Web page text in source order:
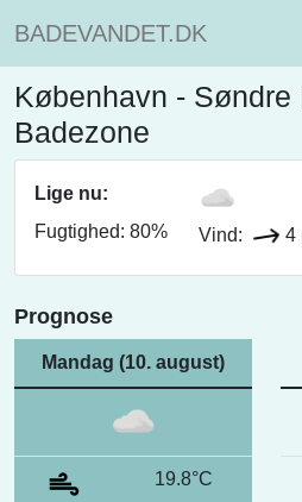
BADEVANDET.DK
København - Søndre
Badezone
Lige nu:
Fugtighed: 80%
Vind: 4
Prognose
Mandag (10. august)
19.8°C